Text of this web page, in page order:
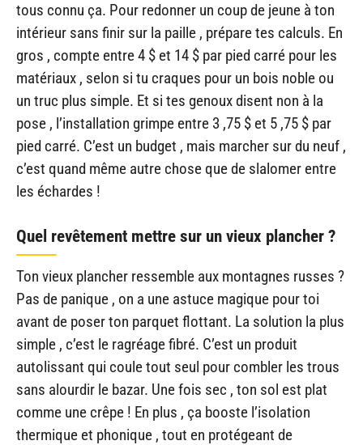
tous connu ça. Pour redonner un coup de jeune à ton
intérieur sans finir sur la paille , prépare tes calculs. En
gros , compte entre 4 $ et 14 $ par pied carré pour les
matériaux , selon si tu craques pour un bois noble ou
un truc plus simple. Et si tes genoux disent non à la
pose , l’installation grimpe entre 3 ,75 $ et 5 ,75 $ par
pied carré. C’est un budget , mais marcher sur du neuf ,
c’est quand même autre chose que de slalomer entre
les échardes !
Quel revêtement mettre sur un vieux plancher ?
Ton vieux plancher ressemble aux montagnes russes ?
Pas de panique , on a une astuce magique pour toi
avant de poser ton parquet flottant. La solution la plus
simple , c’est le ragréage fibré. C’est un produit
autolissant qui coule tout seul pour combler les trous
sans alourdir le bazar. Une fois sec , ton sol est plat
comme une crêpe ! En plus , ça booste l’isolation
thermique et phonique , tout en protégeant de